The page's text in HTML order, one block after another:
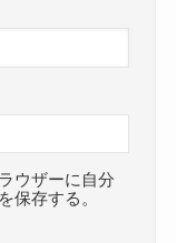
ウザーに自分
保存する。